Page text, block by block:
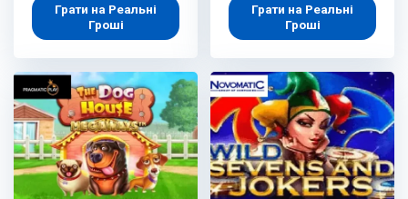
Грати на Реальні
Гроші
Грати на Реальні
Гроші